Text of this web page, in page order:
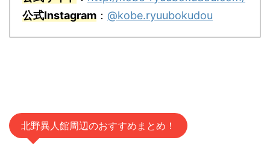
公式Instagram ： @kobe.ryuubokudou
北野異人館周辺のおすすめまとめ！